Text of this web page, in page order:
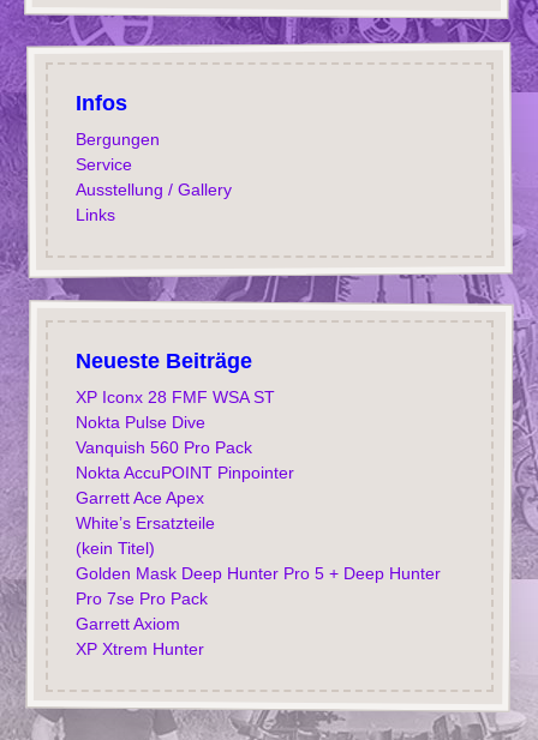
Infos
Bergungen
Service
Ausstellung / Gallery
Links
Neueste Beiträge
XP Iconx 28 FMF WSA ST
Nokta Pulse Dive
Vanquish 560 Pro Pack
Nokta AccuPOINT Pinpointer
Garrett Ace Apex
White’s Ersatzteile
(kein Titel)
Golden Mask Deep Hunter Pro 5 + Deep Hunter
Pro 7se Pro Pack
Garrett Axiom
XP Xtrem Hunter